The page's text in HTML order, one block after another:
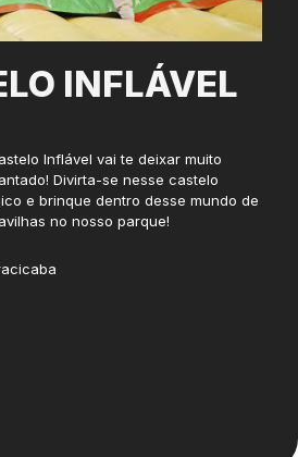
INFLÁVEL
Inflável vai te deixar muito
Divirta-se nesse castelo
e brinque dentro desse mundo de
no nosso parque!